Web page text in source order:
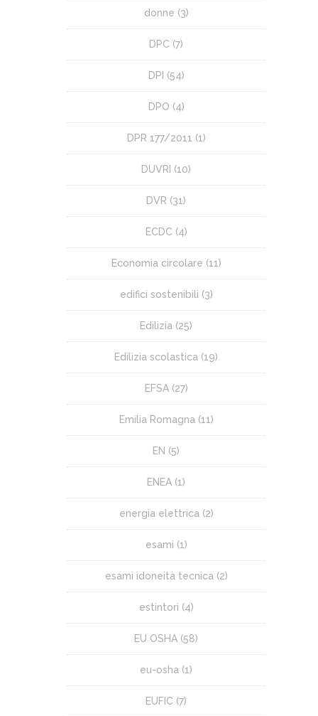
donne (3)
DPC (7)
DPI (54)
DPO (4)
DPR 177/2011 (1)
DUVRI (10)
DVR (31)
ECDC (4)
Economia circolare (11)
edifici sostenibili (3)
Edilizia (25)
Edilizia scolastica (19)
EFSA(27)
Emilia Romagna (11)
EN (5)
ENEA (1)
energia elettrica (2)
esami (1)
esami idoneità tecnica (2)
estintori (4)
EU OSHA (58)
eu-osha (1)
EUFIC (7)